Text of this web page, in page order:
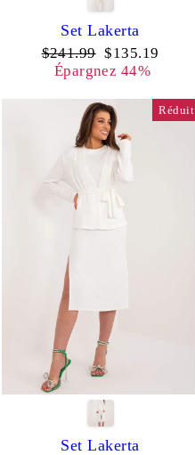
Set Lakerta
Prix
régulier
$241.99 Prix
réduit
$135.19
Épargnez 44%
Réduit
Set Lakerta